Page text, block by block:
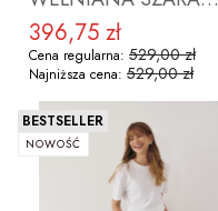
KRATA
Cena promocyjna
396,75 zł
Cena regularna: 529,00 zł
Najniższa cena: 529,00 zł
BESTSELLER
NOWOŚĆ